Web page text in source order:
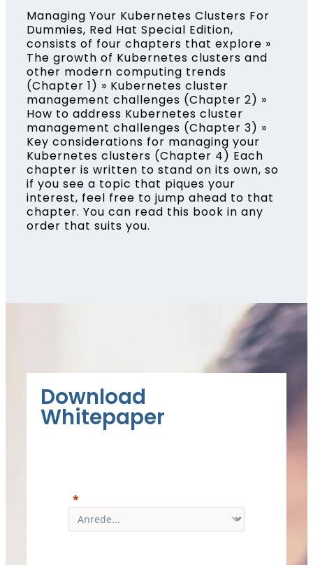
Managing Your Kubernetes Clusters For
Dummies, Red Hat Special Edition,
consists of four chapters that explore »
The growth of Kubernetes clusters and
other modern computing trends
(Chapter 1) » Kubernetes cluster
management challenges (Chapter 2) »
How to address Kubernetes cluster
management challenges (Chapter 3) »
Key considerations for managing your
Kubernetes clusters (Chapter 4) Each
chapter is written to stand on its own, so
if you see a topic that piques your
interest, feel free to jump ahead to that
chapter. You can read this book in any
order that suits you.
Download
Whitepaper